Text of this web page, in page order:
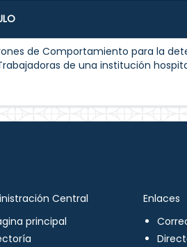
de Comportamiento para la
de una institución
Central
principal
Enlaces